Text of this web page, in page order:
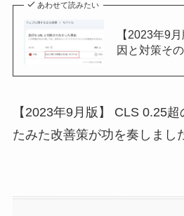
あわせて読みたい
【2023年9
因と対策そ
【2023年9月版】 CLS 0.25
たみた改善策が功を奏しまし